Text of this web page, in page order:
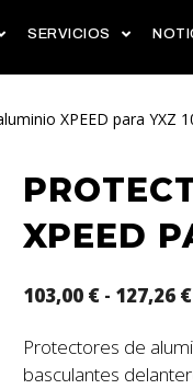
SERVICIOS
XPEED para YXZ
XPEED
103,00 € - 127,26 €
Protectores de
basculantes